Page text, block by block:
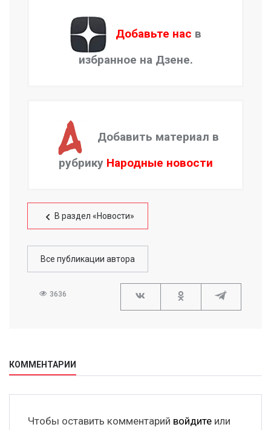
Добавьте нас в
избранное на Дзене.
Добавить материал в
рубрику Народные новости
В раздел «Новости»
Все публикации автора
3636
КОММЕНТАРИИ
Чтобы оставить комментарий войдите или